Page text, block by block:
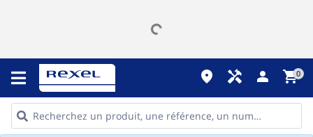
place handyman person shopping_cart0